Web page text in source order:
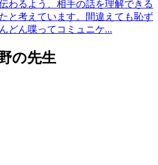
わるよう、相手の話を理解できる
と考えています。間違えても恥ず
どん喋ってコミュニケ...
の先生